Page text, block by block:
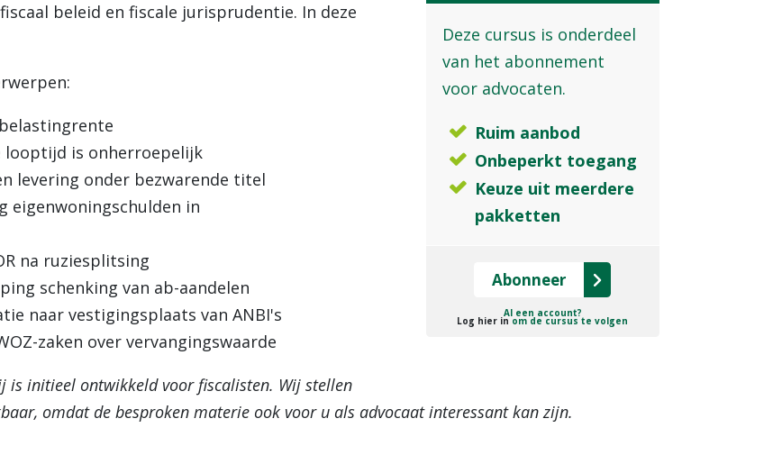
Deze cursus is onderdeel
van het abonnement
voor advocaten.
Ruim aanbod
Onbeperkt toegang
Keuze uit meerdere
pakketten
Abonneer
Al een account?
Log hier in om de cursus te volgen
beleid en fiscale jurisprudentie. In deze
looptijd is onherroepelijk
levering onder bezwarende titel
eigenwoningschulden in
na ruziesplitsing
schenking van ab-aandelen
naar vestigingsplaats van ANBI's
zaken over vervangingswaarde
is initieel ontwikkeld voor fiscalisten. Wij stellen
omdat de besproken materie ook voor u als advocaat interessant kan zijn.